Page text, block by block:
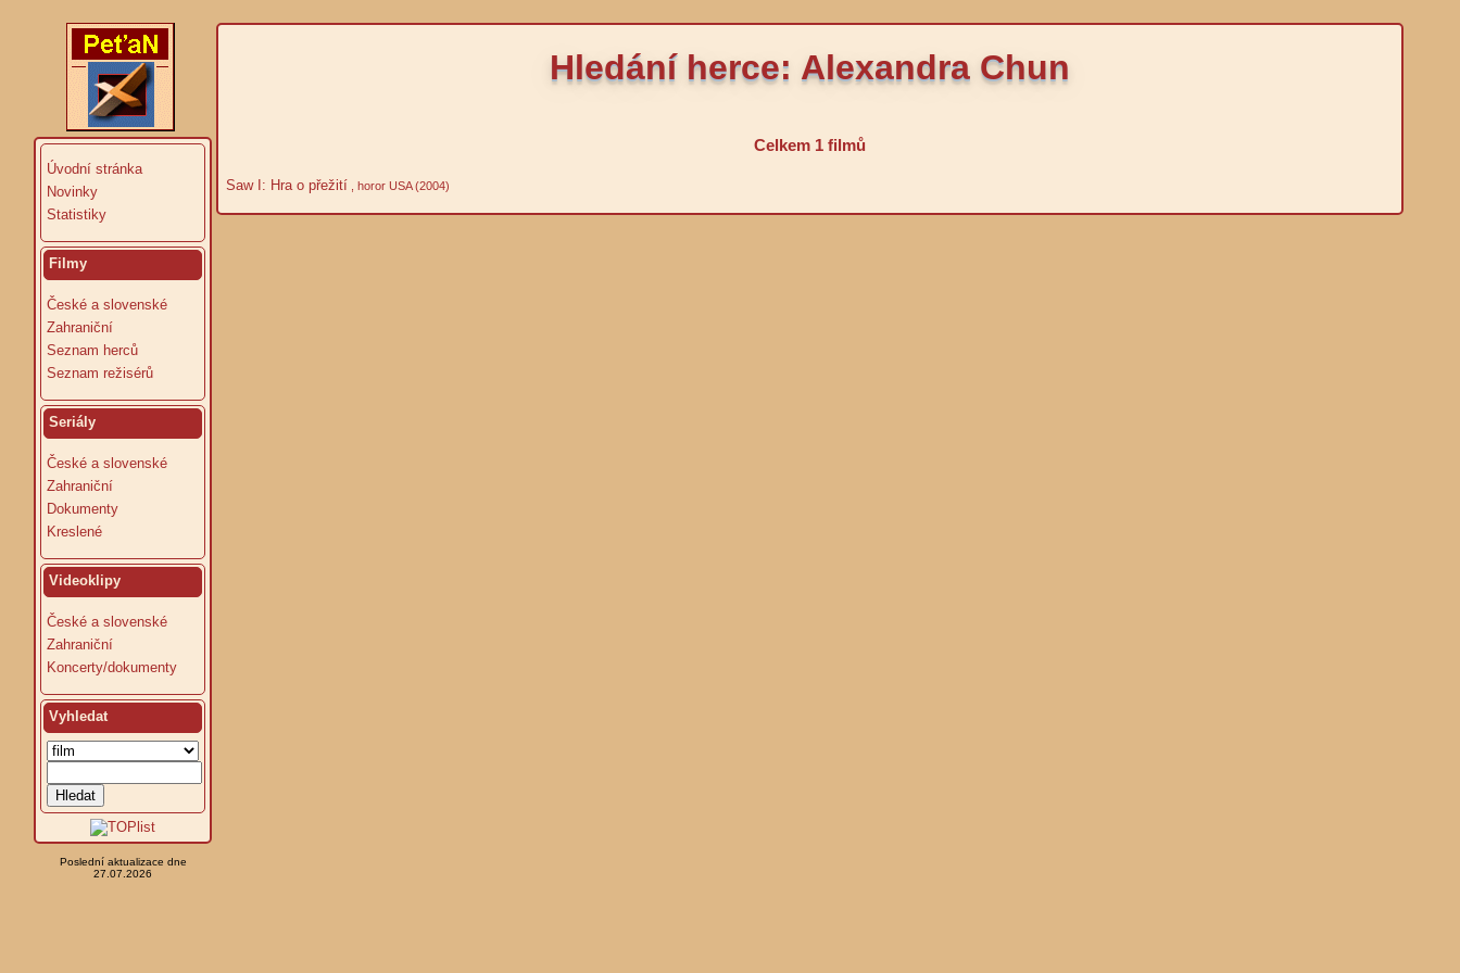
Úvodní stránka
Novinky
Statistiky
Filmy
České a slovenské
Zahraniční
Seznam herců
Seznam režisérů
Seriály
České a slovenské
Zahraniční
Dokumenty
Kreslené
Videoklipy
České a slovenské
Zahraniční
Koncerty/dokumenty
Vyhledat
Poslední aktualizace dne
27.07.2026
Hledání herce: Alexandra Chun
Celkem 1 filmů
Saw I: Hra o přežití , horor USA (2004)